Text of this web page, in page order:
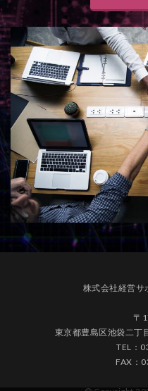
株式会社経営サ
〒
東京都豊島区池袋二丁
TEL：
FAX：